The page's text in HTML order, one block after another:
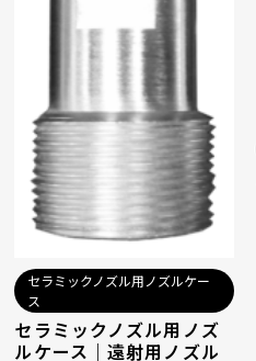
セラミックノズル用ノズルケー
ス
セラミックノズル用ノズ
ルケース｜遠射用ノズル